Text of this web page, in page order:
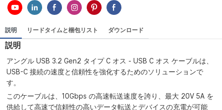
説明 リードタイムと梱包リスト ダウンロード
説明
アングル USB 3.2 Gen2 タイプ C オス - USB C オス ケーブルは、
USB-C 接続の速度と信頼性を強化するためのソリューションで
す。
このケーブルは、10Gbps の高速転送速度を誇り、最大 20V 5A を
供給して高速で信頼性の高いデータ転送とデバイスの充電が可能